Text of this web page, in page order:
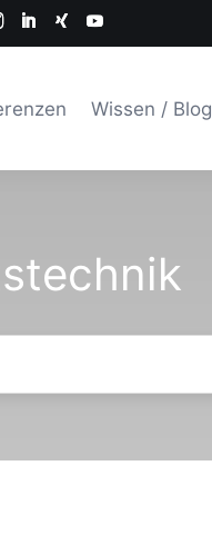
Wissen / Blog